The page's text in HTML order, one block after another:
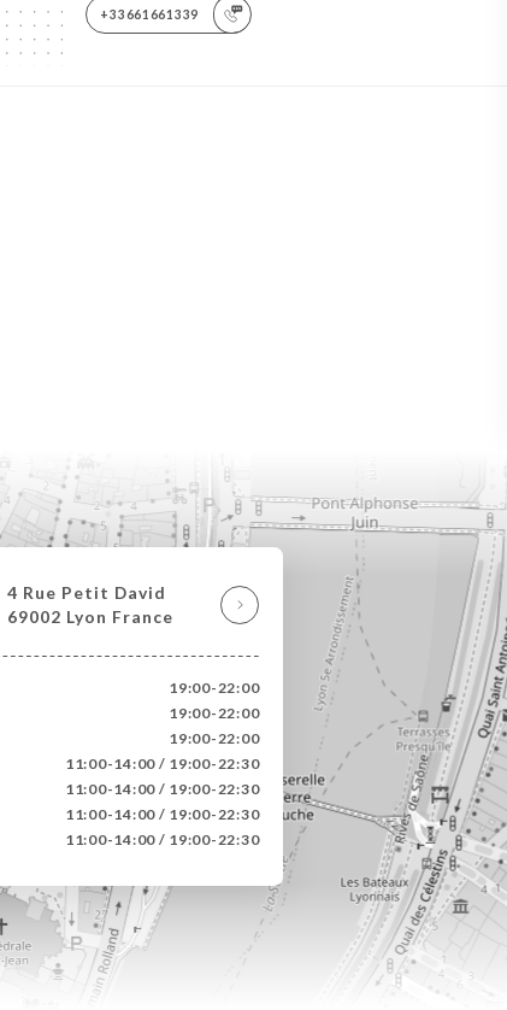
+33661661339
4 Rue Petit David
69002 Lyon France
19:00-22:00
19:00-22:00
19:00-22:00
11:00-14:00 / 19:00-22:30
11:00-14:00 / 19:00-22:30
11:00-14:00 / 19:00-22:30
11:00-14:00 / 19:00-22:30